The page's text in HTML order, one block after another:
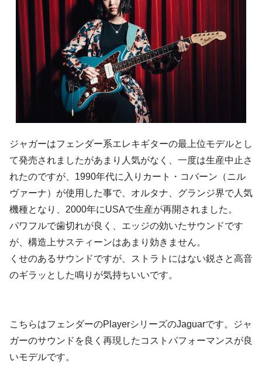
ジャガーはフェンダー系エレキギターの最上位モデルとし
て発売されましたがあまり人気がなく、一度は生産中止さ
れたのですが、1990年代に入りカート・コバーン（ニル
ヴァーナ）が使用した事で、オルタナ、グランジ界で人気
機種となり、2000年にUSAで生産が再開されました。
パワフルで歯切れが良く、エッジの効いたサウンドです
が、構造上サスティーンはあまり効きません。
くせのあるサウンドですが、ストラトにはない鋭さと高音
のギラッとした鳴りが気持ちいいです。
こちらはフェンダーのPlayerシリーズのJaguarです。ジャ
ガーのサウンドを良く再現したコストパフォーマンスが良
いモデルです。